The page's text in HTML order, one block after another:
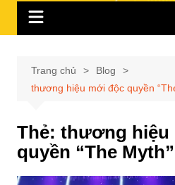
Trang chủ
Blog
thương hiệu mới độc quyền
Thẻ: thương hiệu
quyền “The Myth”